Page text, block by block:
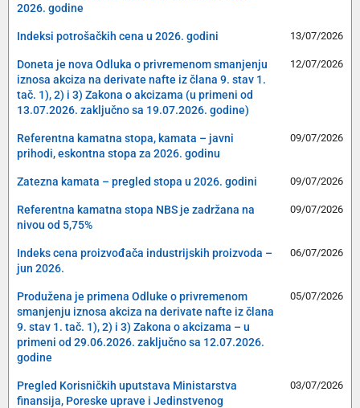
2026. godine
Indeksi potrošačkih cena u 2026. godini 13/07/2026
Doneta je nova Odluka o privremenom smanjenju
iznosa akciza na derivate nafte iz člana 9. stav 1.
tač. 1), 2) i 3) Zakona o akcizama (u primeni od
13.07.2026. zaključno sa 19.07.2026. godine)
12/07/2026
Referentna kamatna stopa, kamata – javni
prihodi, eskontna stopa za 2026. godinu
09/07/2026
Zatezna kamata – pregled stopa u 2026. godini 09/07/2026
Referentna kamatna stopa NBS je zadržana na
nivou od 5,75%
09/07/2026
Indeks cena proizvođača industrijskih proizvoda –
jun 2026.
06/07/2026
Produžena je primena Odluke o privremenom
smanjenju iznosa akciza na derivate nafte iz člana
9. stav 1. tač. 1), 2) i 3) Zakona o akcizama – u
primeni od 29.06.2026. zaključno sa 12.07.2026.
godine
05/07/2026
Pregled Korisničkih uputstava Ministarstva
finansija, Poreske uprave i Jedinstvenog
03/07/2026